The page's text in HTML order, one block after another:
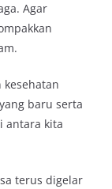
Agar
baru serta
antara kita
terus digelar